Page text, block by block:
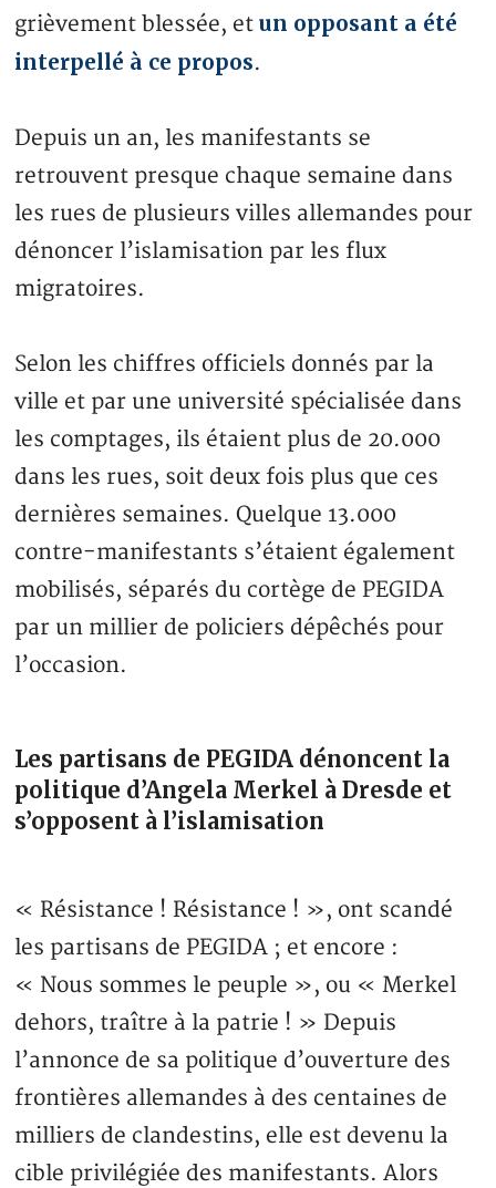
grièvement blessée, etun opposant a été
interpellé à ce propos.
Depuis un an, les manifestants se
retrouvent presque chaque semaine dans
les rues de plusieurs villes allemandes pour
dénoncer l’islamisation par les flux
migratoires.
Selon les chiffres officiels donnés par la
ville et par une université spécialisée dans
les comptages, ils étaient plus de 20.000
dans les rues, soit deux fois plus que ces
dernières semaines. Quelque 13.000
contre-manifestants s’étaient également
mobilisés, séparés du cortège de PEGIDA
par un millier de policiers dépêchés pour
l’occasion.
Les partisans de PEGIDA dénoncent la
politique d’Angela Merkel à Dresde et
s’opposent à l’islamisation
« Résistance ! Résistance ! », ont scandé
les partisans de PEGIDA ; et encore :
« Nous sommes le peuple », ou « Merkel
dehors, traître à la patrie ! » Depuis
l’annonce de sa politique d’ouverture des
frontières allemandes à des centaines de
milliers de clandestins, elle est devenu la
cible privilégiée des manifestants. Alors